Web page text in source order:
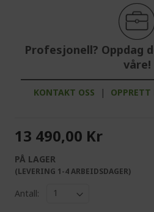
Profesjonell? Oppdag
våre!
KONTAKT OSS |
13 490,00 Kr
PÅ LAGER
(LEVERING 1-4 ARBEIDSDAGER)
Antall: